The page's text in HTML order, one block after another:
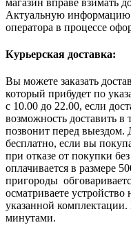
Актуальную информацию
оператора в процессе
Курьерская доставка:
Вы можете заказать
который прибудет по
с 10.00 до 22.00, если
возможность доставить в
позвонит перед выездом.
бесплатно, если вы
при отказе от покупки
оплачивается в размере
пригороды
осматриваете устройство
указанной
минутами.